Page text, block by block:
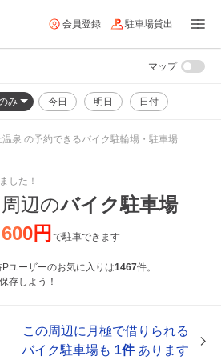
会員登録 駐車場貸出
み 今日 明日 日付
マップ
泉 の予約できるバイク駐輪場・駐車場
した！
周辺のバイク駐車場
600円 で駐車できます
ユーザーのお気に入りは1467件。
存しよう！
この周辺に月極で借りられる
バイク駐車場も 1件あります